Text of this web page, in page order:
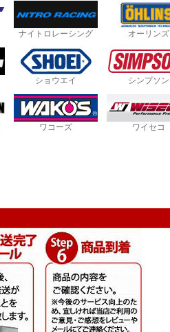
ナイトロレーシング オーリンズ
ショウエイ シンプソン
ワコーズ ワイセコ